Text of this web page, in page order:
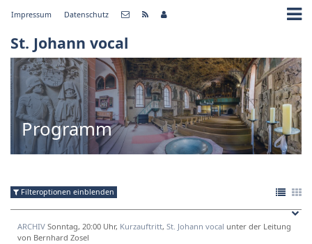
Impressum Datenschutz
St. Johann vocal
Programm
Filteroptionen einblenden
ARCHIV Sonntag, 20:00 Uhr, Kurzauftritt, St. Johann vocal unter der Leitung
von Bernhard Zosel